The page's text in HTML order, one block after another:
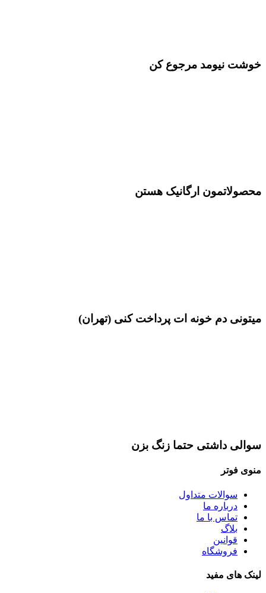
خوشت نیومد مرجوع کن
محصولاتمون ارگانیک هستن
میتونی دم خونه ات پرداخت کنی (تهران)
سوالی داشتی حتما زنگ بزن
منوی فوتر
سوالات متداول
درباره ما
تماس با ما
بلاگ
قوانین
فروشگاه
لینک های مفید